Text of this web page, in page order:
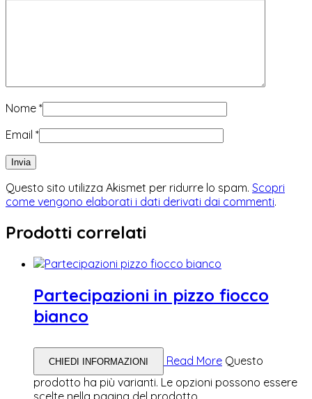
Nome *
Email *
Questo sito utilizza Akismet per ridurre lo spam. Scopri
come vengono elaborati i dati derivati dai commenti.
Prodotti correlati
Partecipazioni in pizzo fiocco
bianco
CHIEDI INFORMAZIONI Read More Questo
prodotto ha più varianti. Le opzioni possono essere